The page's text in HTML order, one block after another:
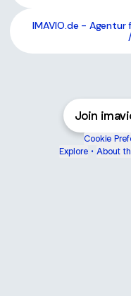
IMAVIO.de -
Join
Cookie
Explore • About